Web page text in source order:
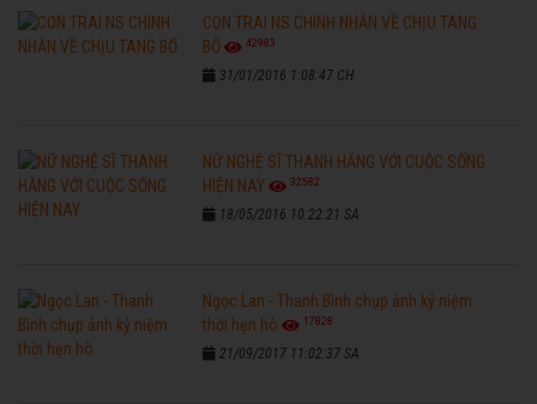
CON TRAI NS CHINH NHẪN VỀ CHỊU TANG
BỐ
42983
31/01/2016 1:08:47 CH
NỮ NGHỆ SĨ THANH HẰNG VỚI CUỘC SỐNG
HIỆN NAY
32582
18/05/2016 10:22:21 SA
Ngọc Lan - Thanh Bình chụp ảnh kỷ niệm
thời hẹn hò
17828
21/09/2017 11:02:37 SA